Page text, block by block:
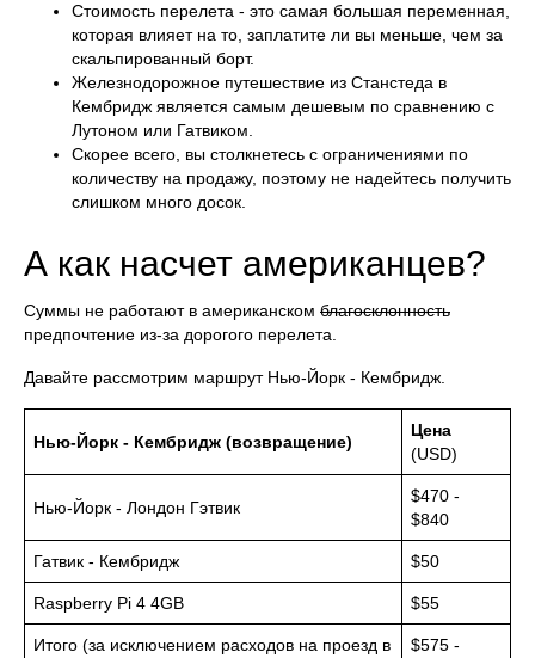
Стоимость перелета - это самая большая переменная,
которая влияет на то, заплатите ли вы меньше, чем за
скальпированный борт.
Железнодорожное путешествие из Станстеда в
Кембридж является самым дешевым по сравнению с
Лутоном или Гатвиком.
Скорее всего, вы столкнетесь с ограничениями по
количеству на продажу, поэтому не надейтесь получить
слишком много досок.
А как насчет американцев?
Суммы не работают в американском благосклонность
предпочтение из-за дорогого перелета.
Давайте рассмотрим маршрут Нью-Йорк - Кембридж.
Нью-Йорк - Кембридж (возвращение)
Цена
(USD)
Нью-Йорк - Лондон Гэтвик
$470 -
$840
Гатвик - Кембридж $50
Raspberry Pi 4 4GB $55
Итого (за исключением расходов на проезд в
$575 -